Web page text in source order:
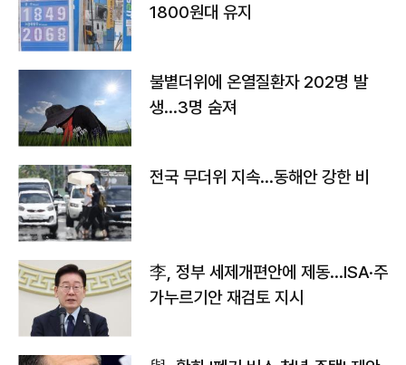
1800원대 유지
불볕더위에 온열질환자 202명 발
생…3명 숨져
전국 무더위 지속…동해안 강한 비
李, 정부 세제개편안에 제동…ISA·주
가누르기안 재검토 지시